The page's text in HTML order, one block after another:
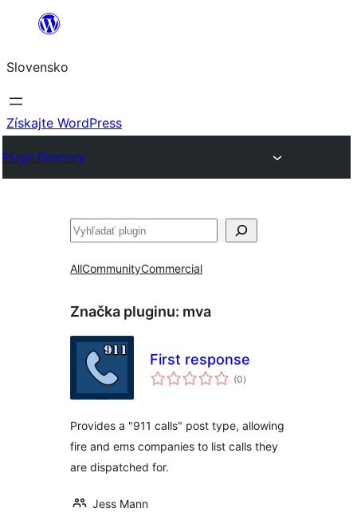
Prejsť
obsah
Slovensko
Získajte WordPress
Plugin Directory
Hľadať
AllCommunityCommercial
Značka pluginu: mva
First response
(0celkové
hodnotenie
)
Provides a "911 calls" post type, allowing
fire and ems companies to list calls they
are dispatched for.
Jess Mann